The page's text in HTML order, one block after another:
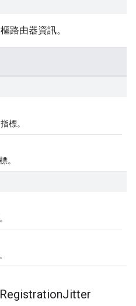
路由器資訊。
標。
。
RegistrationJitter